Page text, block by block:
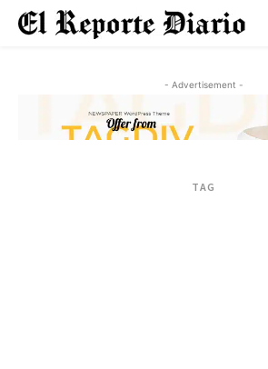
- Advertisement -
TAG